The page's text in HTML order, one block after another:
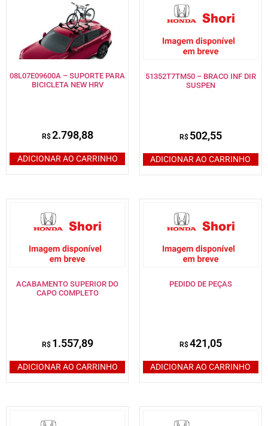
08L07E09600A – SUPORTE PARA
BICICLETA NEW HRV
R$2.798,88
ADICIONAR AO CARRINHO
51352T7TM50 – BRACO INF DIR
SUSPEN
R$ 502,55
ADICIONAR AO CARRINHO
ACABAMENTO SUPERIOR DO
CAPO COMPLETO
R$ 1.557,89
ADICIONAR AO CARRINHO
PEDIDO DE PEÇAS
R$421,05
ADICIONAR AO CARRINHO